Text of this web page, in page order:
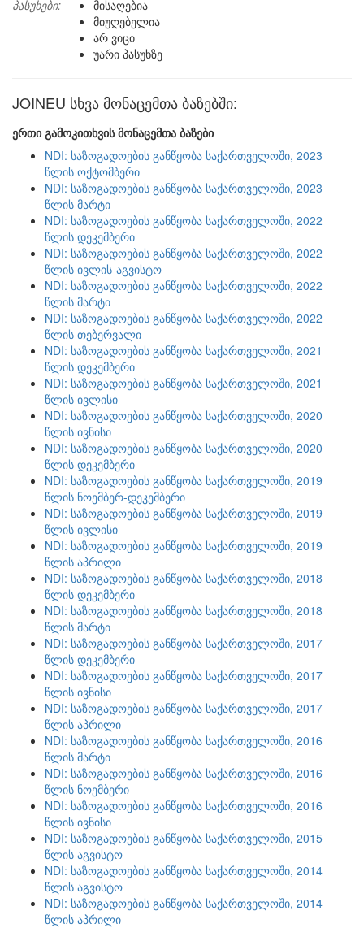
პასუხები:
მისაღებია
მიუღებელია
არ ვიცი
უარი პასუხზე
JOINEU სხვა მონაცემთა ბაზებში:
ერთი გამოკითხვის მონაცემთა ბაზები
NDI: საზოგადოების განწყობა საქართველოში, 2023
წლის ოქტომბერი
NDI: საზოგადოების განწყობა საქართველოში, 2023
წლის მარტი
NDI: საზოგადოების განწყობა საქართველოში, 2022
წლის დეკემბერი
NDI: საზოგადოების განწყობა საქართველოში, 2022
წლის ივლის-აგვისტო
NDI: საზოგადოების განწყობა საქართველოში, 2022
წლის მარტი
NDI: საზოგადოების განწყობა საქართველოში, 2022
წლის თებერვალი
NDI: საზოგადოების განწყობა საქართველოში, 2021
წლის დეკემბერი
NDI: საზოგადოების განწყობა საქართველოში, 2021
წლის ივლისი
NDI: საზოგადოების განწყობა საქართველოში, 2020
წლის ივნისი
NDI: საზოგადოების განწყობა საქართველოში, 2020
წლის დეკემბერი
NDI: საზოგადოების განწყობა საქართველოში, 2019
წლის ნოემბერ-დეკემბერი
NDI: საზოგადოების განწყობა საქართველოში, 2019
წლის ივლისი
NDI: საზოგადოების განწყობა საქართველოში, 2019
წლის აპრილი
NDI: საზოგადოების განწყობა საქართველოში, 2018
წლის დეკემბერი
NDI: საზოგადოების განწყობა საქართველოში, 2018
წლის მარტი
NDI: საზოგადოების განწყობა საქართველოში, 2017
წლის დეკემბერი
NDI: საზოგადოების განწყობა საქართველოში, 2017
წლის ივნისი
NDI: საზოგადოების განწყობა საქართველოში, 2017
წლის აპრილი
NDI: საზოგადოების განწყობა საქართველოში, 2016
წლის მარტი
NDI: საზოგადოების განწყობა საქართველოში, 2016
წლის ნოემბერი
NDI: საზოგადოების განწყობა საქართველოში, 2016
წლის ივნისი
NDI: საზოგადოების განწყობა საქართველოში, 2015
წლის აგვისტო
NDI: საზოგადოების განწყობა საქართველოში, 2014
წლის აგვისტო
NDI: საზოგადოების განწყობა საქართველოში, 2014
წლის აპრილი